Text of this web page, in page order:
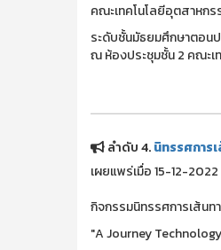
คณะเทคโนโลยีอุตสาหก
ระดับชั้นมัธยมศึกษาตอน
ณ ห้องประชุมชั้น 2 คณะเ
ลำดับ 4.นิทรรศการ
เผยแพร่เมื่อ 15-12-
กิจกรรมนิทรรศการเส้นท
"A Journey